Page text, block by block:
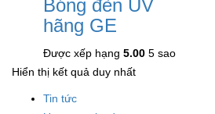
Bóng đèn UV
hãng GE
Được xếp hạng 5.00 5 sao
Hiển thị kết quả duy nhất
Tin tức